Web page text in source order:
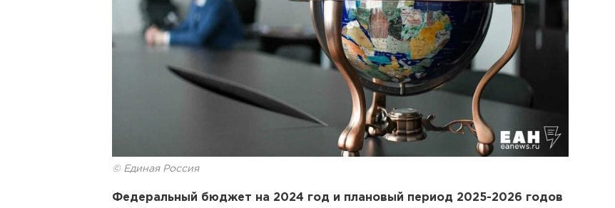
© Единая Россия
Федеральный бюджет на 2024 год и плановый период 2025-2026 годов